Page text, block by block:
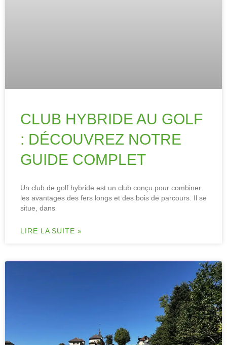
CLUB HYBRIDE AU GOLF
: DÉCOUVREZ NOTRE
GUIDE COMPLET
Un club de golf hybride est un club conçu pour combiner
les avantages des fers longs et des bois de parcours. Il se
situe, dans
LIRE LA SUITE »